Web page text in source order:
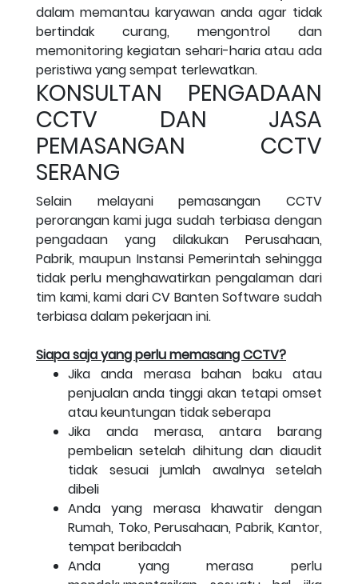
dalam memantau karyawan anda agar tidak
bertindak curang, mengontrol dan
memonitoring kegiatan sehari-haria atau ada
peristiwa yang sempat terlewatkan.
KONSULTAN PENGADAAN
CCTV DAN JASA
PEMASANGAN CCTV
SERANG
Selain melayani pemasangan CCTV
perorangan kami juga sudah terbiasa dengan
pengadaan yang dilakukan Perusahaan,
Pabrik, maupun Instansi Pemerintah sehingga
tidak perlu menghawatirkan pengalaman dari
tim kami, kami dari CV Banten Software sudah
terbiasa dalam pekerjaan ini.
Siapa saja yang perlu memasang CCTV?
Jika anda merasa bahan baku atau
penjualan anda tinggi akan tetapi omset
atau keuntungan tidak seberapa
Jika anda merasa, antara barang
pembelian setelah dihitung dan diaudit
tidak sesuai jumlah awalnya setelah
dibeli
Anda yang merasa khawatir dengan
Rumah, Toko, Perusahaan, Pabrik, Kantor,
tempat beribadah
Anda yang merasa perlu